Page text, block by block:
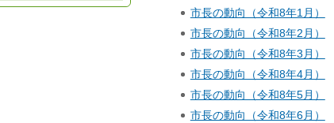
市長の動向（令和8年1月）
市長の動向（令和8年2月）
市長の動向（令和8年3月）
市長の動向（令和8年4月）
市長の動向（令和8年5月）
市長の動向（令和8年6月）